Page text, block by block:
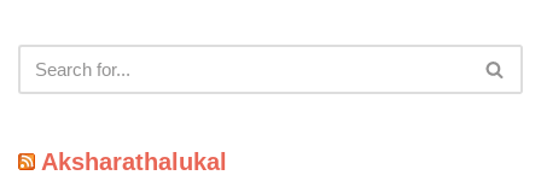
Aksharathalukal